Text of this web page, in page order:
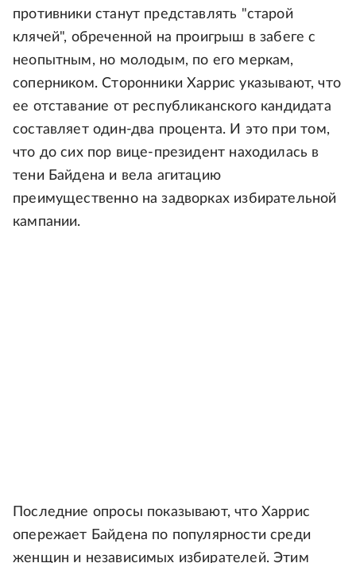
противники станут представлять "старой
клячей", обреченной на проигрыш в забеге с
неопытным, но молодым, по его меркам,
соперником. Сторонники Харрис указывают, что
ее отставание от республиканского кандидата
составляет один-два процента. И это при том,
что до сих пор вице-президент находилась в
тени Байдена и вела агитацию
преимущественно на задворках избирательной
кампании.
Последние опросы показывают, что Харрис
опережает Байдена по популярности среди
женщин и независимых избирателей. Этим